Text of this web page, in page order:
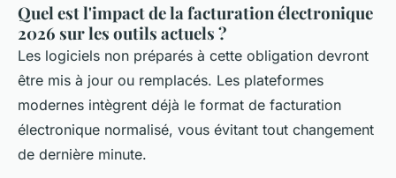
Quel est l'impact de la facturation électronique
2026 sur les outils actuels ?
Les logiciels non préparés à cette obligation devront
être mis à jour ou remplacés. Les plateformes
modernes intègrent déjà le format de facturation
électronique normalisé, vous évitant tout changement
de dernière minute.